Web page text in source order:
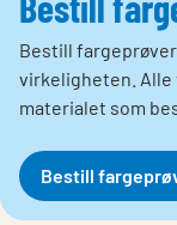
Bestill
virkeligheten. Alle
materialet som
Bestill